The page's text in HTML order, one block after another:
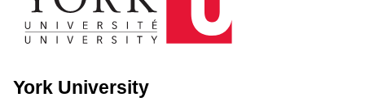
York University